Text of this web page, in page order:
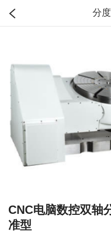
分
CNC电脑数控双轴
准型